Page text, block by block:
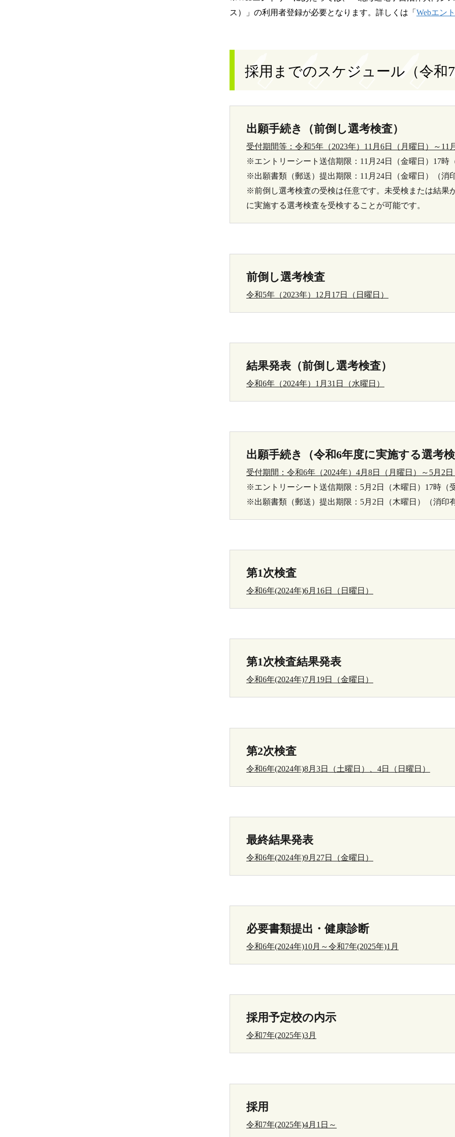
ス）」の利用者登録が必要となります。詳しくは「 Webエン
採用までのスケジュール（令和
出願手続き（前倒し選考検査）
受付期間等：令和5年（2023年）11月6日（月曜日）～11
※エントリーシート送信期限：11月24日（金曜日）17時
※出願書類（郵送）提出期限：11月24日（金曜日）（消
※前倒し選考検査の受検は任意です。未受検または結果
に実施する選考検査を受検することが可能です。
前倒し選考検査
令和5年（2023年）12月17日（日曜日）
結果発表（前倒し選考検査）
令和6年（2024年）1月31日（水曜日）
出願手続き（令和6年度に実施する選考
受付期間：令和6年（2024年）4月8日（月曜日）～5月2
※エントリーシート送信期限：5月2日（木曜日）17時（
※出願書類（郵送）提出期限：5月2日（木曜日）（消印
第1次検査
令和6年(2024年)6月16日（日曜日）
第1次検査結果発表
令和6年(2024年)7月19日（金曜日）
第2次検査
令和6年(2024年)8月3日（土曜日）、4日（日曜日）
最終結果発表
令和6年(2024年)9月27日（金曜日）
必要書類提出・健康診断
令和6年(2024年)10月～令和7年(2025年)1月
採用予定校の内示
令和7年(2025年)3月
採用
令和7年(2025年)4月1日～